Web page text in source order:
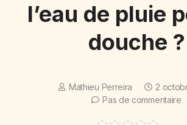
l’eau de pluie
douche ?
Mathieu Perreira
2
Pas de commentaire